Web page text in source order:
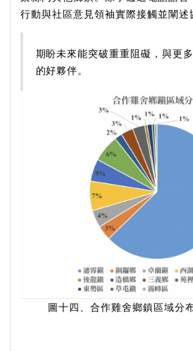
行動與社區意見領袖實際接觸並闡述
期盼未來能突破重重阻礙，與更
的好夥伴。
圖十四、合作雞舍鄉鎮區域分